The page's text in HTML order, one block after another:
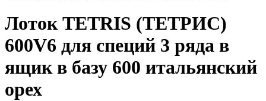
Лоток TETRIS (ТЕТРИС)
600V6 для специй 3 ряда в
ящик в базу 600 итальянский
орех